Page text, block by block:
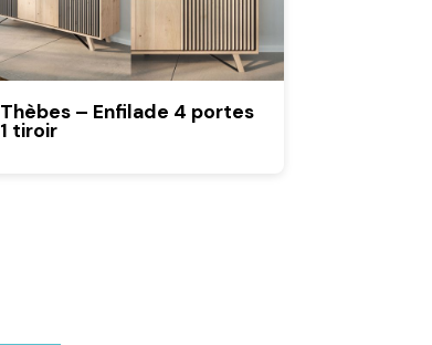
Thèbes – Enfilade 4 portes
1 tiroir